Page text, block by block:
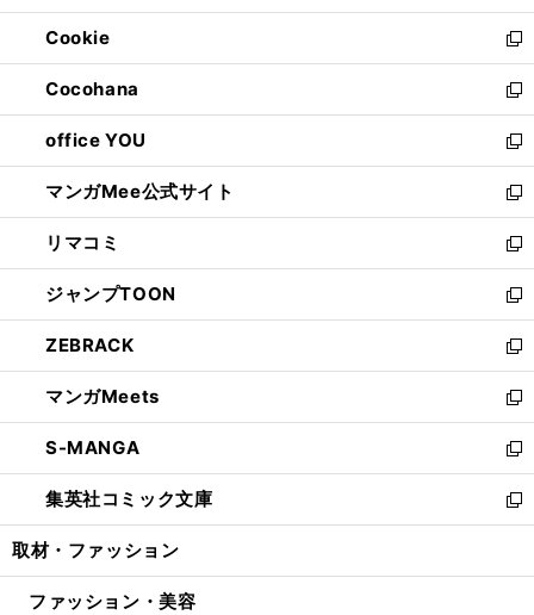
開
く
ウ
で
開
く
ン
ド
ウ
で
開
く
ウ
ィ
ン
ド
ウ
で
開
く
Cookie
新
し
い
ウ
ィ
ン
ド
ウ
で
開
く
Cocohana
新
し
い
ウ
ィ
ン
ド
ウ
で
開
く
office YOU
新
し
い
ウ
ィ
ン
ド
ウ
で
開
く
マンガMee公式サイト
新
し
い
ウ
ィ
ン
ド
ウ
で
開
く
リマコミ
新
し
い
ウ
ィ
ン
ド
ウ
で
開
く
ジャンプTOON
新
し
い
ウ
ィ
ン
ド
ウ
で
開
ZEBRACK
新
し
い
ウ
ィ
ン
ド
ウ
開
マンガMeets
新
し
い
ウ
ィ
ン
ウ
S-MANGA
新
し
い
ウ
ン
集英社コミック文庫
新
し
ウ
取材・ファッション
ファッション・美容